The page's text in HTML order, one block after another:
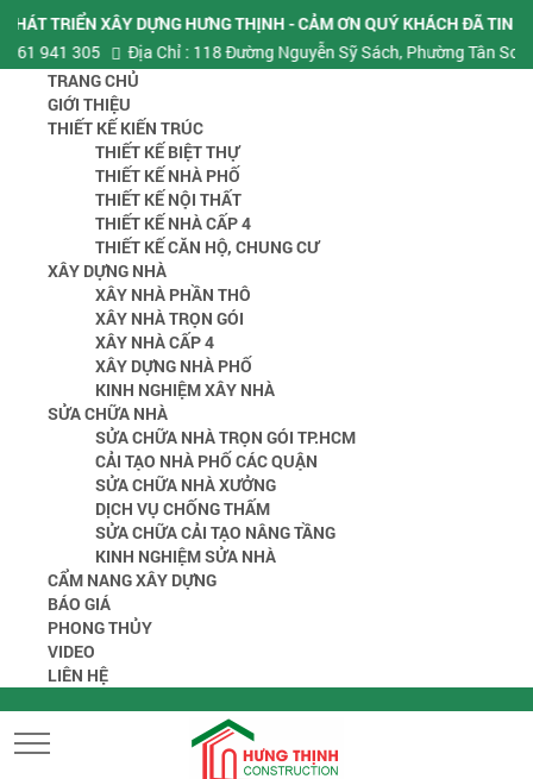
XÂY DỰNG HƯNG THỊNH - CẢM ƠN QUÝ KHÁCH ĐÃ TIN
305
Địa Chỉ : 118 Đường Nguyễn Sỹ Sách, Phường Tân Sơn (
TRANG CHỦ
GIỚI THIỆU
THIẾT KẾ KIẾN TRÚC
THIẾT KẾ BIỆT THỰ
THIẾT KẾ NHÀ PHỐ
THIẾT KẾ NỘI THẤT
THIẾT KẾ NHÀ CẤP 4
THIẾT KẾ CĂN HỘ, CHUNG CƯ
XÂY DỰNG NHÀ
XÂY NHÀ PHẦN THÔ
XÂY NHÀ TRỌN GÓI
XÂY NHÀ CẤP 4
XÂY DỰNG NHÀ PHỐ
KINH NGHIỆM XÂY NHÀ
SỬA CHỮA NHÀ
SỬA CHỮA NHÀ TRỌN GÓI TP.HCM
CẢI TẠO NHÀ PHỐ CÁC QUẬN
SỬA CHỮA NHÀ XƯỞNG
DỊCH VỤ CHỐNG THẤM
SỬA CHỮA CẢI TẠO NÂNG TẦNG
KINH NGHIỆM SỬA NHÀ
CẨM NANG XÂY DỰNG
BÁO GIÁ
PHONG THỦY
VIDEO
LIÊN HỆ